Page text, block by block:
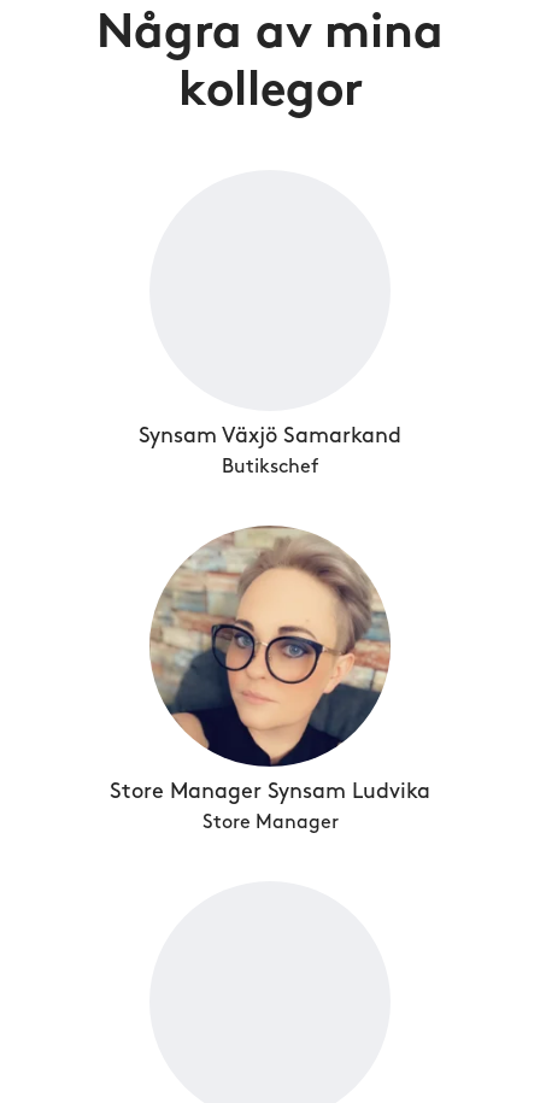
Några av mina
kollegor
Synsam Växjö Samarkand
Butikschef
Store Manager Synsam Ludvika
Store Manager